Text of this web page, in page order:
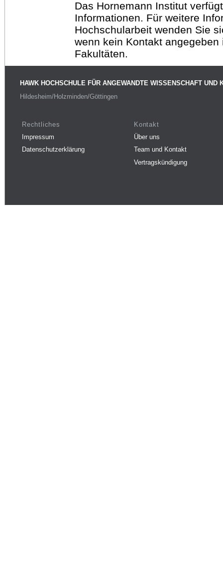
Das Hornemann Institut
Informationen. Für weitere
Hochschularbeit wenden Sie
wenn kein Kontakt
Fakultäten.
HAWK HOCHSCHULE FÜR ANGEWANDTE WISSENSCHAFT UND
Hildesheim/Holzminden/Göttingen
Rechtliches
Impressum
Datenschutzerklärung
Kontakt
Über uns
Team und Kontakt
Vertragskündigung